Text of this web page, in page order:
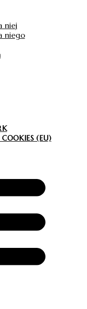
niej
niego
(EU)